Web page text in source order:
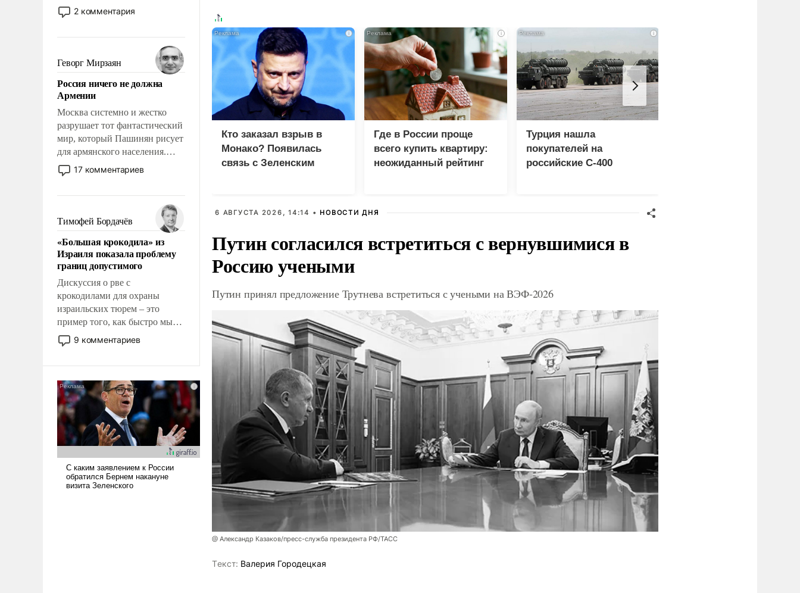
США потребуется более трех
лет. Даже небольшая война с
Сложившаяся ситуация
означает многолетний период
уязвимости США, например,
перед Китаем.
2 комментария
Геворг Мирзаян
Россия ничего не должна
Армении
Москва системно и жестко
разрушает тот фантастический
мир, который Пашинян рисует
для армянского населения.
Мир, где политические
прожекты будут безусловно
налогоплательщиков и где
Еревану за свои поступки не
нужно отвечать.
17 комментариев
Тимофей Бордачёв
«Большая крокодила» из
Израиля показала проблему
границ допустимого
Дискуссия о рве с
крокодилами для охраны
израильских тюрем – это
пример того, как быстро мы
двигаемся по пути
революционных изменений.
псевдонаучной фантастики,
стало всерьез обсуждаемой
идеей.
9 комментариев
i
Кто заказал взрыв в
Монако? Появилась
связь с Зеленским
i
Где в России проще
всего купить квартиру:
неожиданный рейтинг
i
Турция нашла
покупателей на
российские C-400
6 АВГУСТА 2026, 14:14 • НОВОСТИ ДНЯ
Путин согласился встретиться с вернувшимися в
Россию учеными
Путин принял предложение Трутнева встретиться с учеными на ВЭФ-2026
@ Александр Казаков/пресс-служба президента РФ/ТАСС
Tекст: Валерия Городецкая